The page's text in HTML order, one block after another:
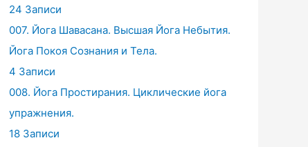
24 Записи
007. Йога Шавасана. Высшая Йога Небытия.
Йога Покоя Сознания и Тела.
4 Записи
008. Йога Простирания. Циклические йога
упражнения.
18 Записи